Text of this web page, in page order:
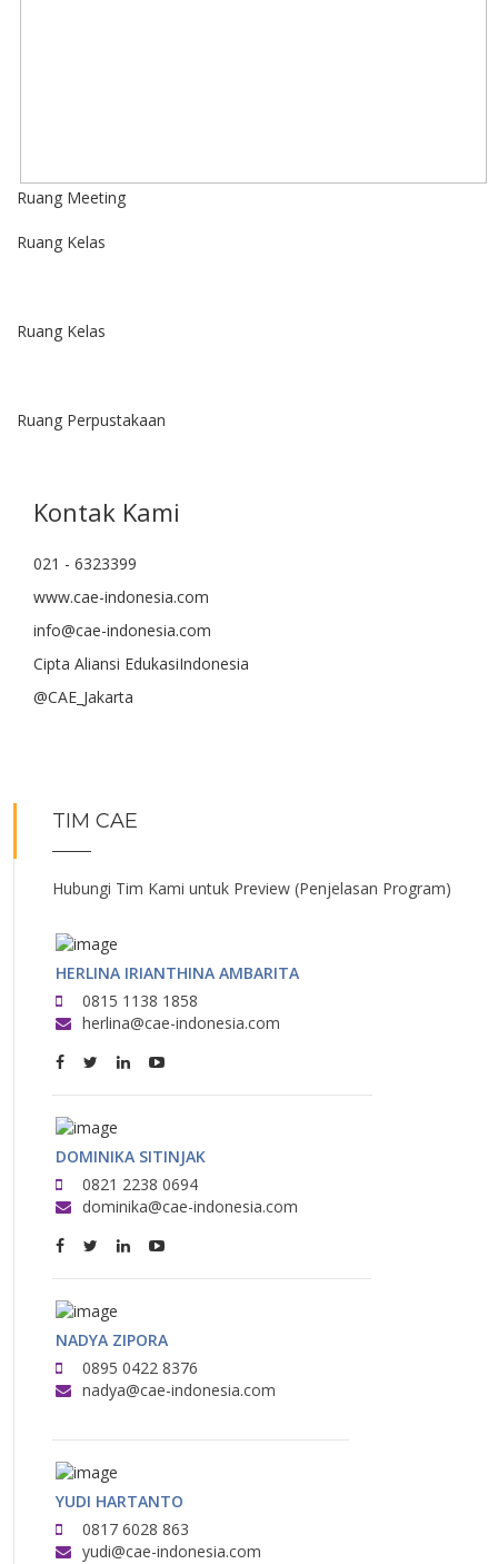
Ruang Meeting
Ruang Kelas
Ruang Kelas
Ruang Perpustakaan
Kontak Kami
021 - 6323399
www.cae-indonesia.com
info@cae-indonesia.com
Cipta Aliansi EdukasiIndonesia
@CAE_Jakarta
TIM CAE
Hubungi Tim Kami untuk Preview (Penjelasan Program)
HERLINA IRIANTHINA AMBARITA
0815 1138 1858
herlina@cae-indonesia.com
DOMINIKA SITINJAK
0821 2238 0694
dominika@cae-indonesia.com
NADYA ZIPORA
0895 0422 8376
nadya@cae-indonesia.com
YUDI HARTANTO
0817 6028 863
yudi@cae-indonesia.com